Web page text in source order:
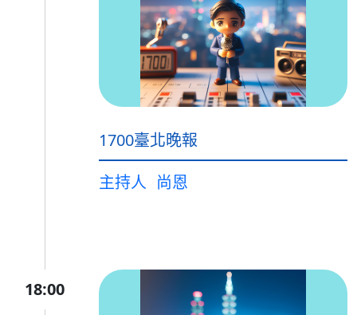
1700臺北晚報
主持人 尚恩
18:00